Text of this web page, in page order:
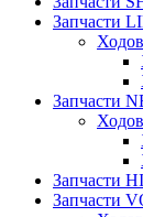
Запчасти
Запчасти
Запчасти
Запчасти